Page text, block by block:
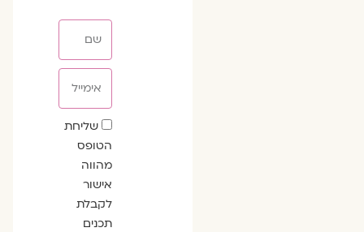
שדה
הסכמה
שליחת
הטופס
מהווה
אישור
לקבלת
תכנים